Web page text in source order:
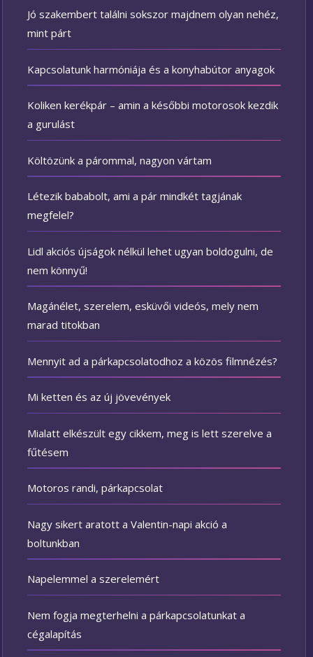
Jó szakembert találni sokszor majdnem olyan nehéz,
mint párt
Kapcsolatunk harmóniája és a konyhabútor anyagok
Koliken kerékpár – amin a későbbi motorosok kezdik
a gurulást
Költözünk a párommal, nagyon vártam
Létezik bababolt, ami a pár mindkét tagjának
megfelel?
Lidl akciós újságok nélkül lehet ugyan boldogulni, de
nem könnyű!
Magánélet, szerelem, esküvői videós, mely nem
marad titokban
Mennyit ad a párkapcsolatodhoz a közös filmnézés?
Mi ketten és az új jövevények
Mialatt elkészült egy cikkem, meg is lett szerelve a
fűtésem
Motoros randi, párkapcsolat
Nagy sikert aratott a Valentin-napi akció a
boltunkban
Napelemmel a szerelemért
Nem fogja megterhelni a párkapcsolatunkat a
cégalapítás